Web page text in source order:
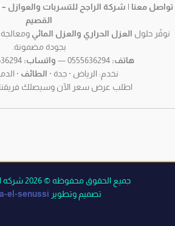
تواصل معنا | شركة الراجح للتسربات والعوازل –
القصيم
نوفّر حلول العزل الحراري والعزل المائي
بجودة مضمونة.
هاتف:
واتساب:
نخدم: الرياض · جدة · الطائف ·
اطلب عرض سعر الآن وسيصلك
جميع الحقوق محفوظه © 2026 شركه الراجح للتسربات
تصميم وتطوير el-senussi